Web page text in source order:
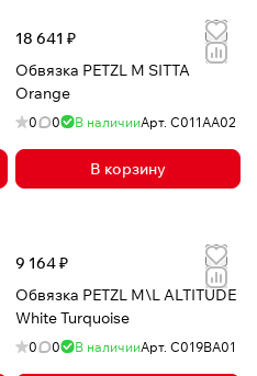
18 641 ₽
Обвязка PETZL M SITTA
Orange
0 0 В наличииАрт. C011AA02
В корзину
9 164 ₽
Обвязка PETZL M\L ALTITUDE
White Turquoise
0 0 В наличииАрт. C019BA01